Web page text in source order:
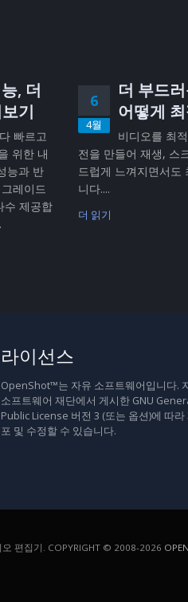
, 더
기
빠르고
위한 내
능과 반
레이드
수 제공합
6
4월
더 부드
어떻게
비디오를 최
전을 만들어 재생, 스
드럽게 느껴지면서도
니다....
더 읽기
라이선스
OpenShot™는 자유 소프트웨어입니다.
소프트웨어 재단에서 게시한 GNU
Public License 버전 3 (또는 옵션)에 따라
포 및 수정할 수 있습니다.
편집기. COPYRIGHT © 2008-2026